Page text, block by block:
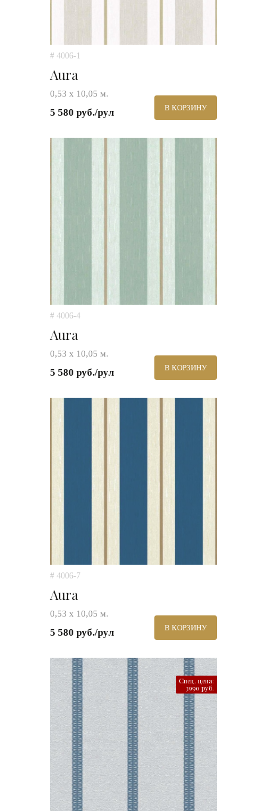
# 4006-1
Aura
0,53 х 10,05 м.
5 580 руб./рул В КОРЗИНУ
# 4006-4
Aura
0,53 х 10,05 м.
5 580 руб./рул В КОРЗИНУ
# 4006-7
Aura
0,53 х 10,05 м.
5 580 руб./рул В КОРЗИНУ
Спец. цена:
3990 руб.